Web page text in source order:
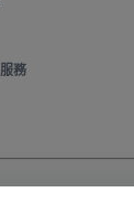
務